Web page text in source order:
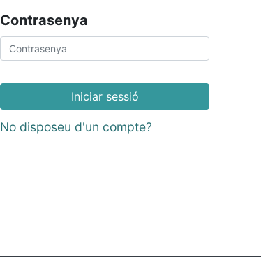
Contrasenya
Iniciar sessió
No disposeu d'un compte?